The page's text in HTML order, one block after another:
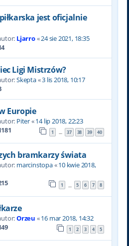
jest oficjalnie
Ljarro«24 sie 2021, 18:35
Ligi Mistrzów?
Skepta«3 lis 2018, 10:17
Europie
Piter«14 lip 2018, 22:23
1 … 37 38 39 40
bramkarzy świata
marcinstopa«10 kwie 2018,
1 … 5 6 7 8
Orzeu «16 mar 2018, 14:32
1 2 3 4 5